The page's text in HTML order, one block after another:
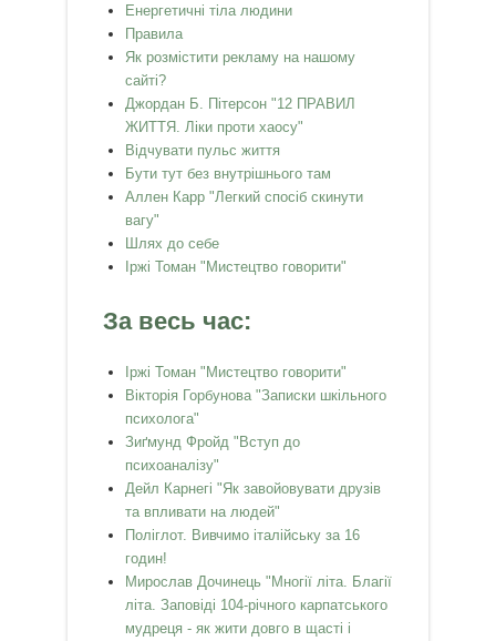
Енергетичні тіла людини
Правила
Як розмістити рекламу на нашому
сайті?
Джордан Б. Пітерсон "12 ПРАВИЛ
ЖИТТЯ. Ліки проти хаосу"
Відчувати пульс життя
Бути тут без внутрішнього там
Аллен Карр "Легкий спосiб скинути
вагу"
Шлях до себе
Іржі Томан "Мистецтво говорити"
За весь час:
Іржі Томан "Мистецтво говорити"
Вікторія Горбунова "Записки шкільного
психолога"
Зиґмунд Фройд "Вступ до
психоаналізу"
Дейл Карнегі "Як завойовувати друзів
та впливати на людей"
Поліглот. Вивчимо італійську за 16
годин!
Мирослав Дочинець "Многії літа. Благії
літа. Заповіді 104-річного карпатського
мудреця - як жити довго в щасті і